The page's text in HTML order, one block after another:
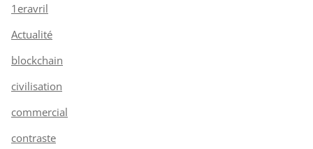
1eravril
Actualité
blockchain
civilisation
commercial
contraste